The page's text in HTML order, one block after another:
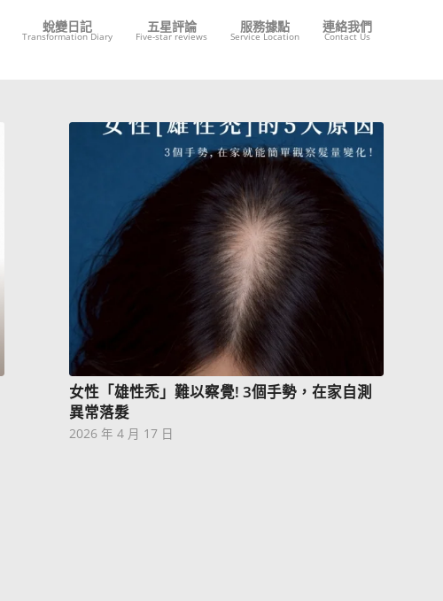
蛻變日記
Transformation Diary
五星評論
Five-star reviews
服務據點
Service Location
連絡我們
Contact Us
女性「雄性禿」難以察覺! 3個手勢，在家自測
異常落髮
2026 年 4 月 17 日